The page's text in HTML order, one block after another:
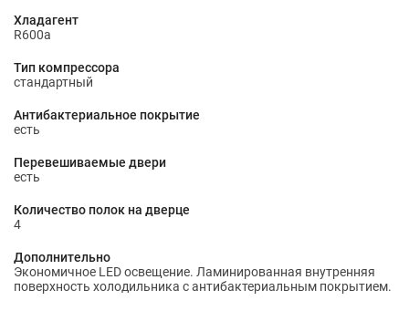
Хладагент
R600a
Тип компрессора
стандартный
Антибактериальное покрытие
есть
Перевешиваемые двери
есть
Количество полок на дверце
4
Дополнительно
Экономичное LED освещение. Ламинированная внутренняя
поверхность холодильника с антибактериальным покрытием.